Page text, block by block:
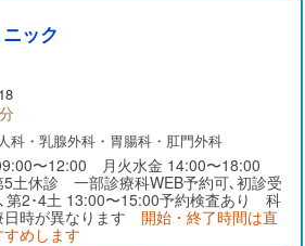
ック
科・乳腺外科・胃腸科・肛門外科
〜12:00 月火水金 14:00〜18:00
土休診 一部診療科WEB予約可､初診受
第2･4土 13:00〜15:00予約検査あり 科
日時が異なります 開始・終了時間は直
めします